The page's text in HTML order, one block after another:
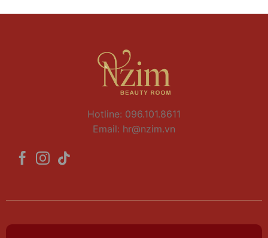
Hotline: 096.101.8611
Email: hr@nzim.vn